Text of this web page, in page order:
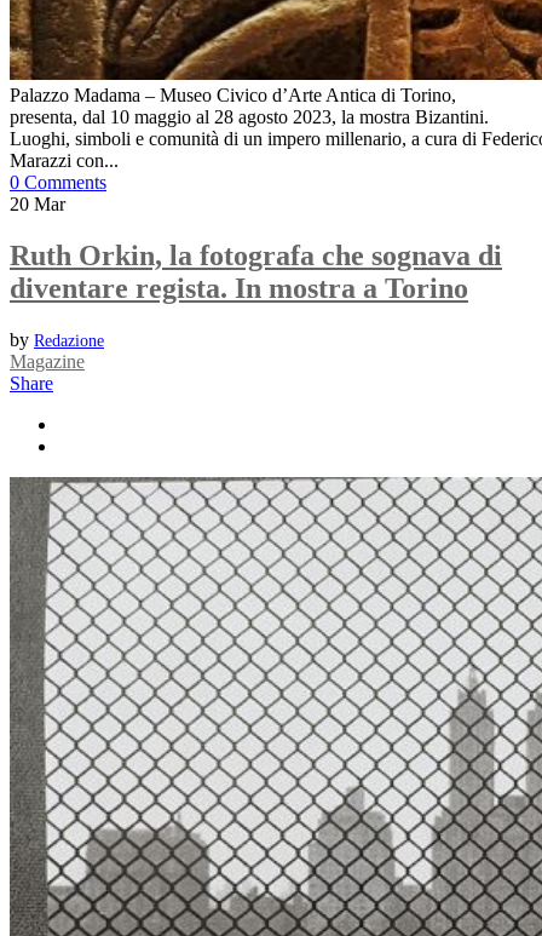
Palazzo Madama – Museo Civico d’Arte Antica di Torino,
presenta, dal 10 maggio al 28 agosto 2023, la mostra Bizantini.
Luoghi, simboli e comunità di un impero millenario, a cura di
Marazzi con...
0 Comments
20 Mar
Ruth Orkin, la fotografa che sognava di
diventare regista. In mostra a Torino
by Redazione
Magazine
Share